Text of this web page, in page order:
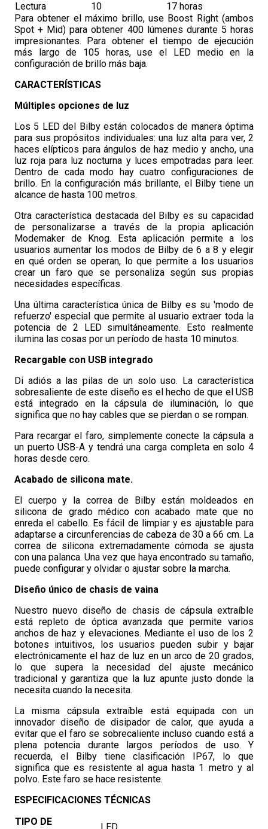
Lectura
10
17 horas
Para obtener el máximo brillo, use Boost Right (ambos
Spot + Mid) para obtener 400 lúmenes durante 5 horas
impresionantes. Para obtener el tiempo de ejecución
más largo de 105 horas, use el LED medio en la
configuración de brillo más baja.
CARACTERÍSTICAS
Múltiples opciones de luz
Los 5 LED del Bilby están colocados de manera óptima
para sus propósitos individuales: una luz alta para ver, 2
haces elípticos para ángulos de haz medio y ancho, una
luz roja para luz nocturna y luces empotradas para leer.
Dentro de cada modo hay cuatro configuraciones de
brillo. En la configuración más brillante, el Bilby tiene un
alcance de hasta 100 metros.
Otra característica destacada del Bilby es su capacidad
de personalizarse a través de la propia aplicación
Modemaker de Knog. Esta aplicación permite a los
usuarios aumentar los modos de Bilby de 6 a 8 y elegir
en qué orden se operan, lo que permite a los usuarios
crear un faro que se personaliza según sus propias
necesidades específicas.
Una última característica única de Bilby es su 'modo de
refuerzo' especial que permite al usuario extraer toda la
potencia de 2 LED simultáneamente. Esto realmente
ilumina las cosas por un período de hasta 10 minutos.
Recargable con USB integrado
Di adiós a las pilas de un solo uso. La característica
sobresaliente de este diseño es el hecho de que el USB
está integrado en la cápsula de iluminación, lo que
significa que no hay cables que se pierdan o se rompan.
Para recargar el faro, simplemente conecte la cápsula a
un puerto USB-A y tendrá una carga completa en solo 4
horas desde cero.
Acabado de silicona mate.
El cuerpo y la correa de Bilby están moldeados en
silicona de grado médico con acabado mate que no
enreda el cabello. Es fácil de limpiar y es ajustable para
adaptarse a circunferencias de cabeza de 30 a 66 cm. La
correa de silicona extremadamente cómoda se ajusta
con una palanca. Una vez que haya encontrado su tamaño,
puede configurar y olvidar o ajustar sobre la marcha.
Diseño único de chasis de vaina
Nuestro nuevo diseño de chasis de cápsula extraíble
está repleto de óptica avanzada que permite varios
anchos de haz y elevaciones. Mediante el uso de los 2
botones intuitivos, los usuarios pueden subir y bajar
electrónicamente el haz de luz en un arco de 20 grados,
lo que supera la necesidad del ajuste mecánico
tradicional y garantiza que la luz apunte justo donde la
necesita cuando la necesita.
La misma cápsula extraíble está equipada con un
innovador diseño de disipador de calor, que ayuda a
evitar que el faro se sobrecaliente incluso cuando está a
plena potencia durante largos períodos de uso. Y
recuerda, el Bilby tiene clasificación IP67, lo que
significa que es resistente al agua hasta 1 metro y al
polvo. Este faro se hace resistente.
ESPECIFICACIONES TÉCNICAS
TIPO DE